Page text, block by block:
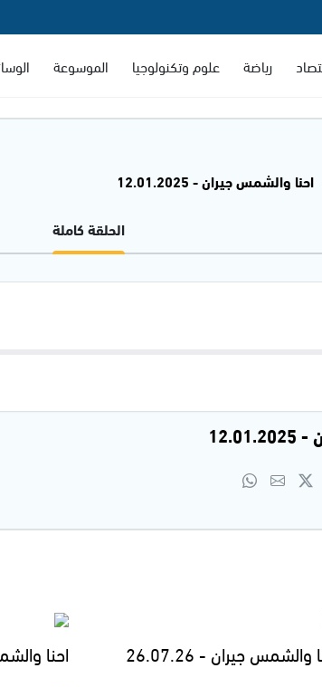
رياضة علوم وتكنولوجيا الموسوعة
احنا والشمس جيران - 12.01.2025
الحلقة كاملة
والشمس جيران - 26.07.26 احنا والشمس